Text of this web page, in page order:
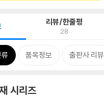
리뷰/한줄평
28
품목정보 출판사 리뷰
시리즈